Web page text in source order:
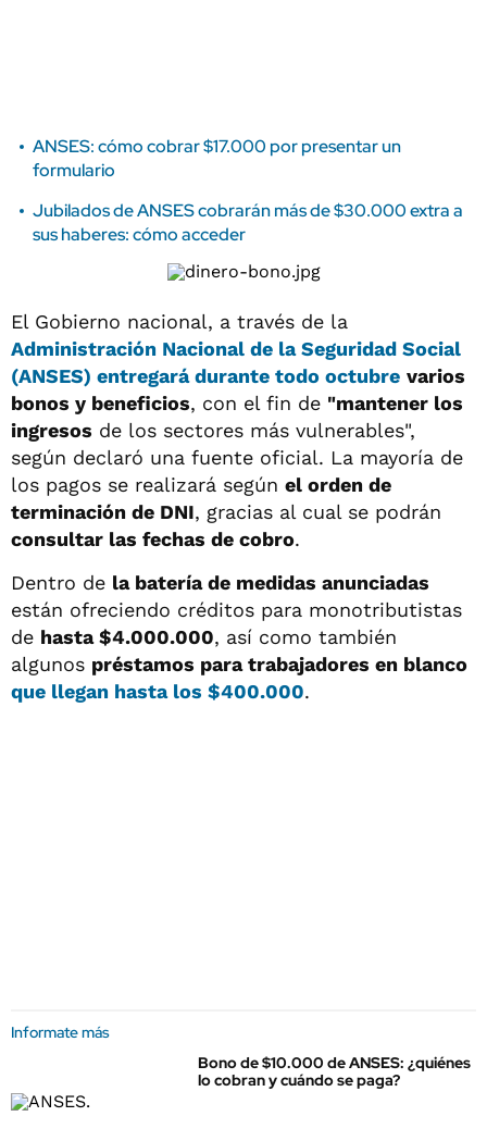
ANSES: cómo cobrar $17.000 por presentar un
formulario
Jubilados de ANSES cobrarán más de $30.000 extra a
sus haberes: cómo acceder
El Gobierno nacional, a través de la
Administración Nacional de la Seguridad Social
(ANSES) entregará durante todo octubre varios
bonos y beneficios, con el fin de "mantener los
ingresos de los sectores más vulnerables",
según declaró una fuente oficial. La mayoría de
los pagos se realizará según el orden de
terminación de DNI, gracias al cual se podrán
consultar las fechas de cobro.
Dentro de la batería de medidas anunciadas
están ofreciendo créditos para monotributistas
de hasta $4.000.000, así como también
algunos préstamos para trabajadores en blanco
que llegan hasta los $400.000.
Informate más
Bono de $10.000 de ANSES: ¿quiénes
lo cobran y cuándo se paga?